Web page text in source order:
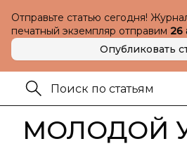
Отправьте статью сегодня!
печатный экземпляр отправим 26
Опубликовать
МОЛОДОЙ